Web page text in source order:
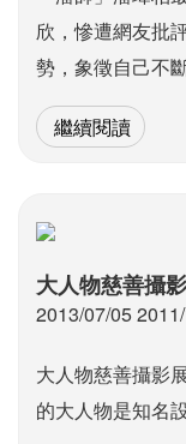
欣，慘遭網友批
勢，象徵自己不
繼續閱讀
大人物慈善攝
2013/07/05
大人物慈善攝影
的大人物是知名